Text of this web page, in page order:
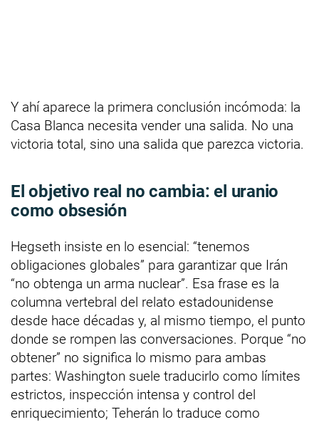
Y ahí aparece la primera conclusión incómoda: la
Casa Blanca necesita vender una salida. No una
victoria total, sino una salida que parezca victoria.
El objetivo real no cambia: el uranio
como obsesión
Hegseth insiste en lo esencial: “tenemos
obligaciones globales” para garantizar que Irán
“no obtenga un arma nuclear”. Esa frase es la
columna vertebral del relato estadounidense
desde hace décadas y, al mismo tiempo, el punto
donde se rompen las conversaciones. Porque “no
obtener” no significa lo mismo para ambas
partes: Washington suele traducirlo como límites
estrictos, inspección intensa y control del
enriquecimiento; Teherán lo traduce como